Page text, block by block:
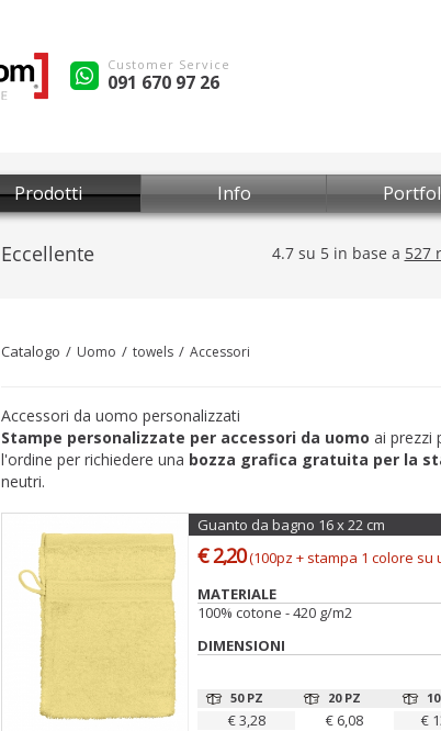
Customer Service
091 670 97 26
Prodotti Info
Catalogo Uomo towels Accessori
Accessori da uomo personalizzati
Stampe personalizzate per accessori da uomo ai prezzi
l'ordine per richiedere una bozza grafica gratuita per la
neutri.
Guanto da bagno 16 x 22 cm
€ 2,20(100pz + stampa 1 colore su
MATERIALE
100% cotone - 420 g/m2
DIMENSIONI
50 PZ
€ 3,28
20 PZ
€ 6,08 €